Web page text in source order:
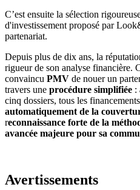
C’est ensuite la sélection
d'investissement proposé par
partenariat.
Depuis plus de dix ans, la
rigueur de son analyse financière.
convaincu PMV de nouer un
travers une procédure simplifiée :
cinq dossiers, tous les
automatiquement de la
reconnaissance forte de la
avancée majeure pour sa
Avertissements